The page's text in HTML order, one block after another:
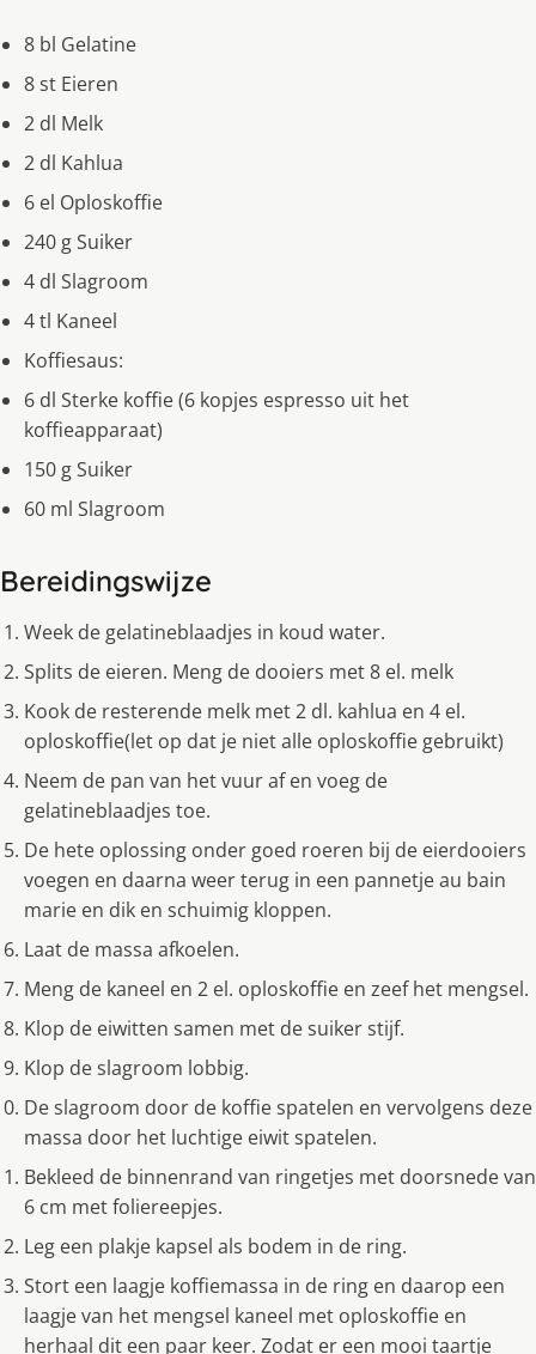
8 bl Gelatine
8 st Eieren
2 dl Melk
2 dl Kahlua
6 el Oploskoffie
240 g Suiker
4 dl Slagroom
4 tl Kaneel
Koffiesaus:
6 dl Sterke koffie (6 kopjes espresso uit het
koffieapparaat)
150 g Suiker
60 ml Slagroom
Bereidingswijze
Week de gelatineblaadjes in koud water.
Splits de eieren. Meng de dooiers met 8 el. melk
Kook de resterende melk met 2 dl. kahlua en 4 el.
oploskoffie(let op dat je niet alle oploskoffie gebruikt)
Neem de pan van het vuur af en voeg de
gelatineblaadjes toe.
De hete oplossing onder goed roeren bij de eierdooiers
voegen en daarna weer terug in een pannetje au bain
marie en dik en schuimig kloppen.
Laat de massa afkoelen.
Meng de kaneel en 2 el. oploskoffie en zeef het mengsel.
Klop de eiwitten samen met de suiker stijf.
Klop de slagroom lobbig.
De slagroom door de koffie spatelen en vervolgens deze
massa door het luchtige eiwit spatelen.
Bekleed de binnenrand van ringetjes met doorsnede van
6 cm met foliereepjes.
Leg een plakje kapsel als bodem in de ring.
Stort een laagje koffiemassa in de ring en daarop een
laagje van het mengsel kaneel met oploskoffie en
herhaal dit een paar keer. Zodat er een mooi taartje